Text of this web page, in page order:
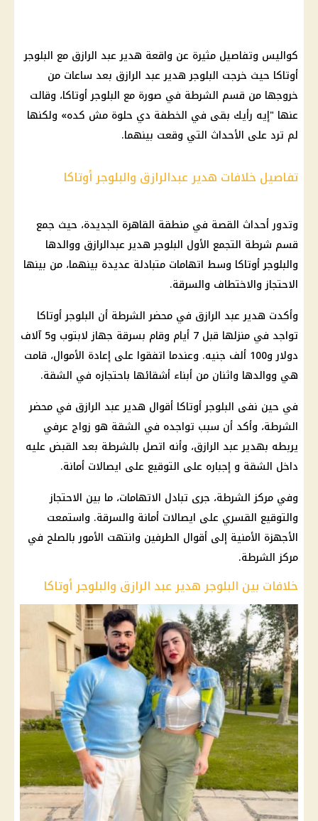
كواليس وتفاصيل مثيرة عن واقعة هدير عبد الرازق مع البلوجر
أوتاكا حيث خرجت البلوجر هدير عبد الرازق بعد ساعات من
خروجها من قسم الشرطة في صورة مع البلوجر أوتاكا، وقالت
عنها "إيه رأيك بقى في الخطفة دي حلوة مش كده» ولكنها
لم ترد على الأحداث التي وقعت بينهما.
تفاصيل خلافات هدير عبدالرازق والبلوجر أوتاكا
وتدور أحداث القصة في منطقة القاهرة الجديدة، حيث جمع
قسم شرطة التجمع الأول البلوجر هدير عبدالرازق ووالدها
والبلوجر أوتاكا وسط اتهامات متبادلة عديدة بينهما، من بينها
الاحتجاز والاختطاف والسرقة.
وأكدت هدير عبد الرازق في محضر الشرطة أن البلوجر أوتاكا
تواجد في منزلها قبل 7 أيام وقام بسرقة جهاز لابتوب و5 آلاف
دولار و100 ألف جنيه. وعندما اتفقوا على إعادة الأموال، قامت
هي ووالدها واثنان من أبناء أشقائها باحتجازه في الشقة.
في حين نفى البلوجر أوتاكا أقوال هدير عبد الرازق في محضر
الشرطة، وأكد أن سبب تواجده في الشقة هو زواج عرفي
يربطه بهدير عبد الرازق، وأنه اتصل بالشرطة بعد القبض عليه
داخل الشقة و إجباره على التوقيع على ايصالات أمانة.
وفي مركز الشرطة، جرى تبادل الاتهامات، ما بين الاحتجاز
والتوقيع القسري على ايصالات أمانة والسرقة. واستمعت
الأجهزة الأمنية إلى أقوال الطرفين وانتهت الأمور بالصلح في
مركز الشرطة.
خلافات بين البلوجر هدير عبد الرازق والبلوجر أوتاكا